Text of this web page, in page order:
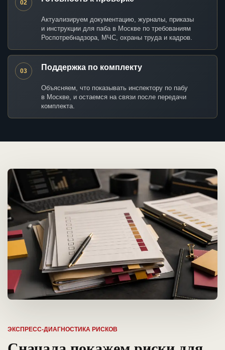
02
Актуализируем документацию, журналы, приказы
и инструкции для паба в Москве по требованиям
Роспотребнадзора, МЧС, охраны труда и кадров.
03 Поддержка по комплекту
Объясняем, что показывать инспектору по пабу
в Москве, и остаемся на связи после передачи
комплекта.
ЭКСПРЕСС-ДИАГНОСТИКА РИСКОВ